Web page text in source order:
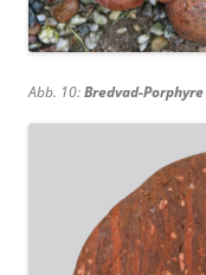
Abb. 10:Bredvad-Porphyre